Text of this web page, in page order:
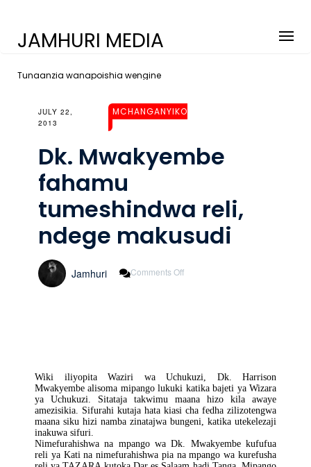
JAMHURI MEDIA
Tunaanzia wanapoishia wengine
JULY 22,
2013
MCHANGANYIKO
Dk. Mwakyembe
fahamu
tumeshindwa reli,
ndege makusudi
Jamhuri Comments Off
Wiki iliyopita Waziri wa Uchukuzi, Dk. Harrison
Mwakyembe alisoma mipango lukuki katika bajeti ya Wizara
ya Uchukuzi. Sitataja takwimu maana hizo kila awaye
amezisikia. Sifurahi kutaja hata kiasi cha fedha zilizotengwa
maana siku hizi namba zinatajwa bungeni, katika utekelezaji
inakuwa sifuri.
Nimefurahishwa na mpango wa Dk. Mwakyembe kufufua
reli ya Kati na nimefurahishwa pia na mpango wa kurefusha